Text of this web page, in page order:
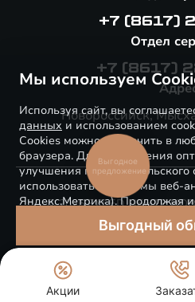
+7 (8617)
Отдел
+7 (8617)
Новороссийск,
© 2026 EXEED ЦЕНТР
Правовая
Сделано в
Мы используем
Используя сайт, вы
данных и использованием
Cookies можно отключить в
браузера. Для обеспечения
улучшения пользовательского
использоваться системы веб-
Яндекс.Метрика). Продолжая
соглашаетесь с применением
размещением cookie-файлов.
ПОНЯТНО
Акции
Выгодное
предложение
Выгодный